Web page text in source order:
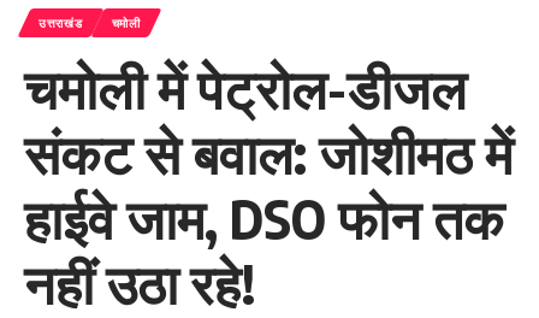
उत्तराखंड चमोली
चमोली में पेट्रोल-डीजल
संकट से बवाल: जोशीमठ में
हाईवे जाम, DSO फोन तक
नहीं उठा रहे!